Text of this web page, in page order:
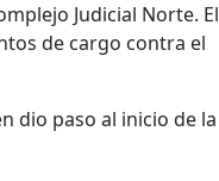
Judicial Norte. El
de cargo contra el
dio paso al inicio de la